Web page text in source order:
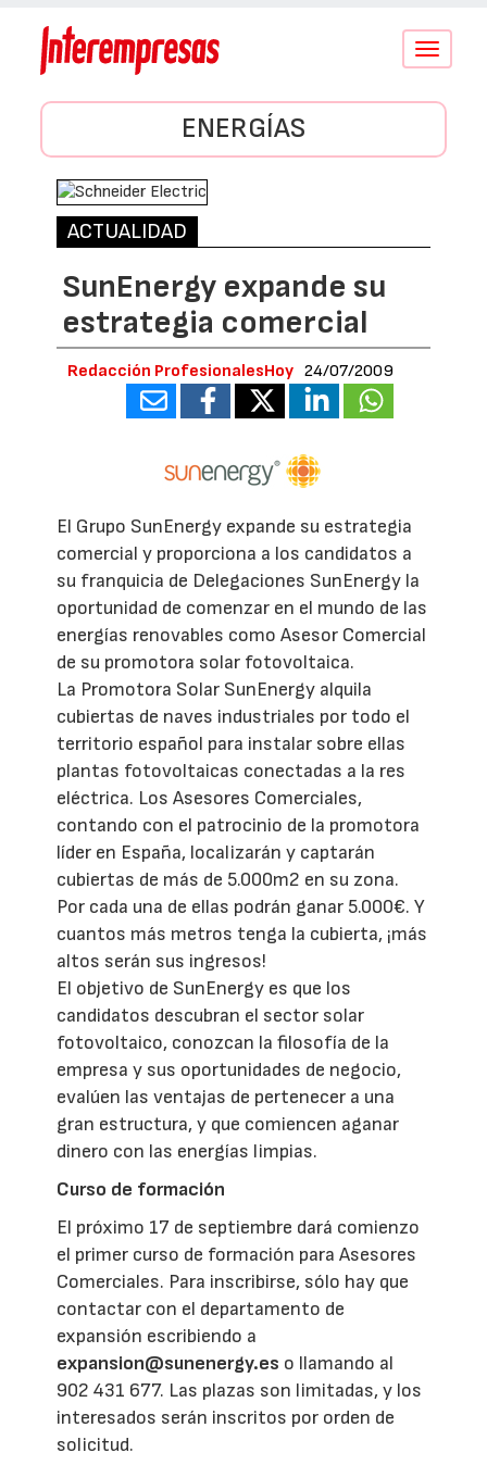
Conmutar
ENERGÍAS
ACTUALIDAD
SunEnergy expande su
estrategia comercial
Redacción ProfesionalesHoy 24/07/2009
El Grupo SunEnergy expande su estrategia
comercial y proporciona a los candidatos a
su franquicia de Delegaciones SunEnergy la
oportunidad de comenzar en el mundo de las
energías renovables como Asesor Comercial
de su promotora solar fotovoltaica.
La Promotora Solar SunEnergy alquila
cubiertas de naves industriales por todo el
territorio español para instalar sobre ellas
plantas fotovoltaicas conectadas a la res
eléctrica. Los Asesores Comerciales,
contando con el patrocinio de la promotora
líder en España, localizarán y captarán
cubiertas de más de 5.000m2 en su zona.
Por cada una de ellas podrán ganar 5.000€. Y
cuantos más metros tenga la cubierta, ¡más
altos serán sus ingresos!
El objetivo de SunEnergy es que los
candidatos descubran el sector solar
fotovoltaico, conozcan la filosofía de la
empresa y sus oportunidades de negocio,
evalúen las ventajas de pertenecer a una
gran estructura, y que comiencen aganar
dinero con las energías limpias.
Curso de formación
El próximo 17 de septiembre dará comienzo
el primer curso de formación para Asesores
Comerciales. Para inscribirse, sólo hay que
contactar con el departamento de
expansión escribiendo a
expansion@sunenergy.es o llamando al
902 431 677. Las plazas son limitadas, y los
interesados serán inscritos por orden de
solicitud.